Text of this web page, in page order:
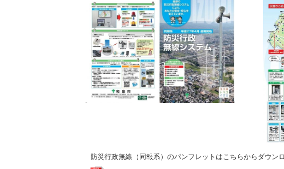
防災行政無線（同報系）のパンフレットはこちらからダウン